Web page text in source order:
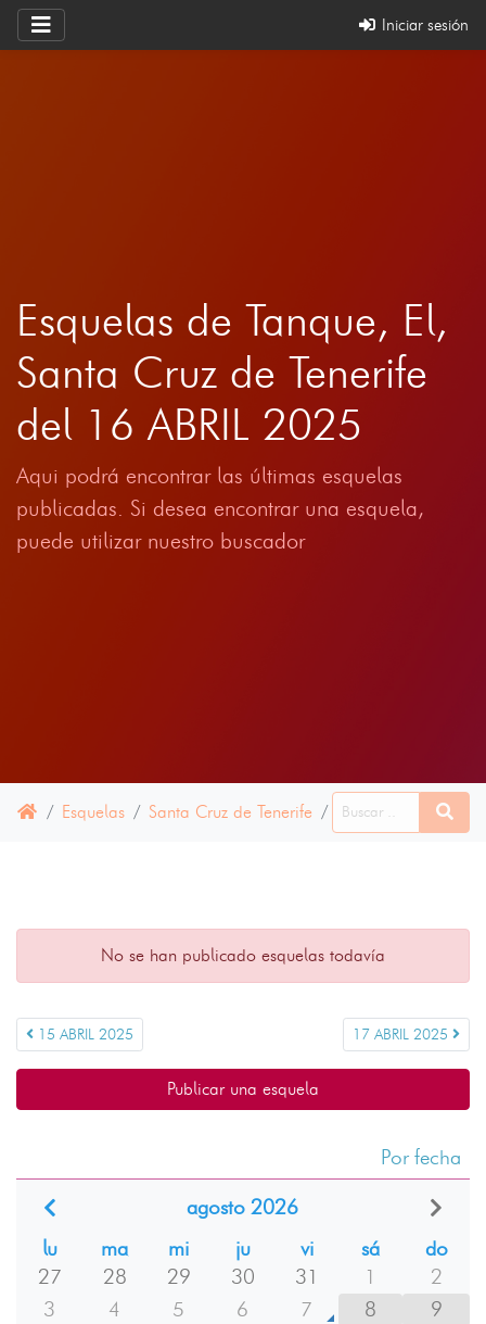
Iniciar sesión
Esquelas de Tanque, El,
Santa Cruz de Tenerife
del 16 ABRIL 2025
Aqui podrá encontrar las últimas esquelas
publicadas. Si desea encontrar una esquela,
puede utilizar nuestro buscador
Esquelas Santa Cruz de Tenerife Tanque, El 16
No se han publicado esquelas todavía
15 ABRIL 2025 17 ABRIL 2025
Publicar una esquela
Por fecha
agosto 2026
lu
ma mi ju vi sá
do
27
28 29 30 31 1
2
3
4 5 6 7 8
9